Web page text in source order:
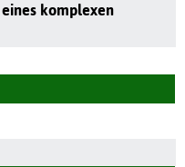
komplexen